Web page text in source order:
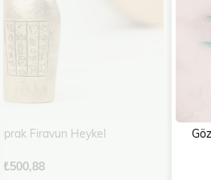
Göz Boncuğu Temalı Beyaz